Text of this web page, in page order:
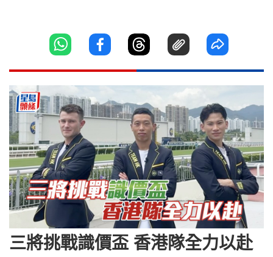
三將挑戰識價盃 香港隊全力以赴